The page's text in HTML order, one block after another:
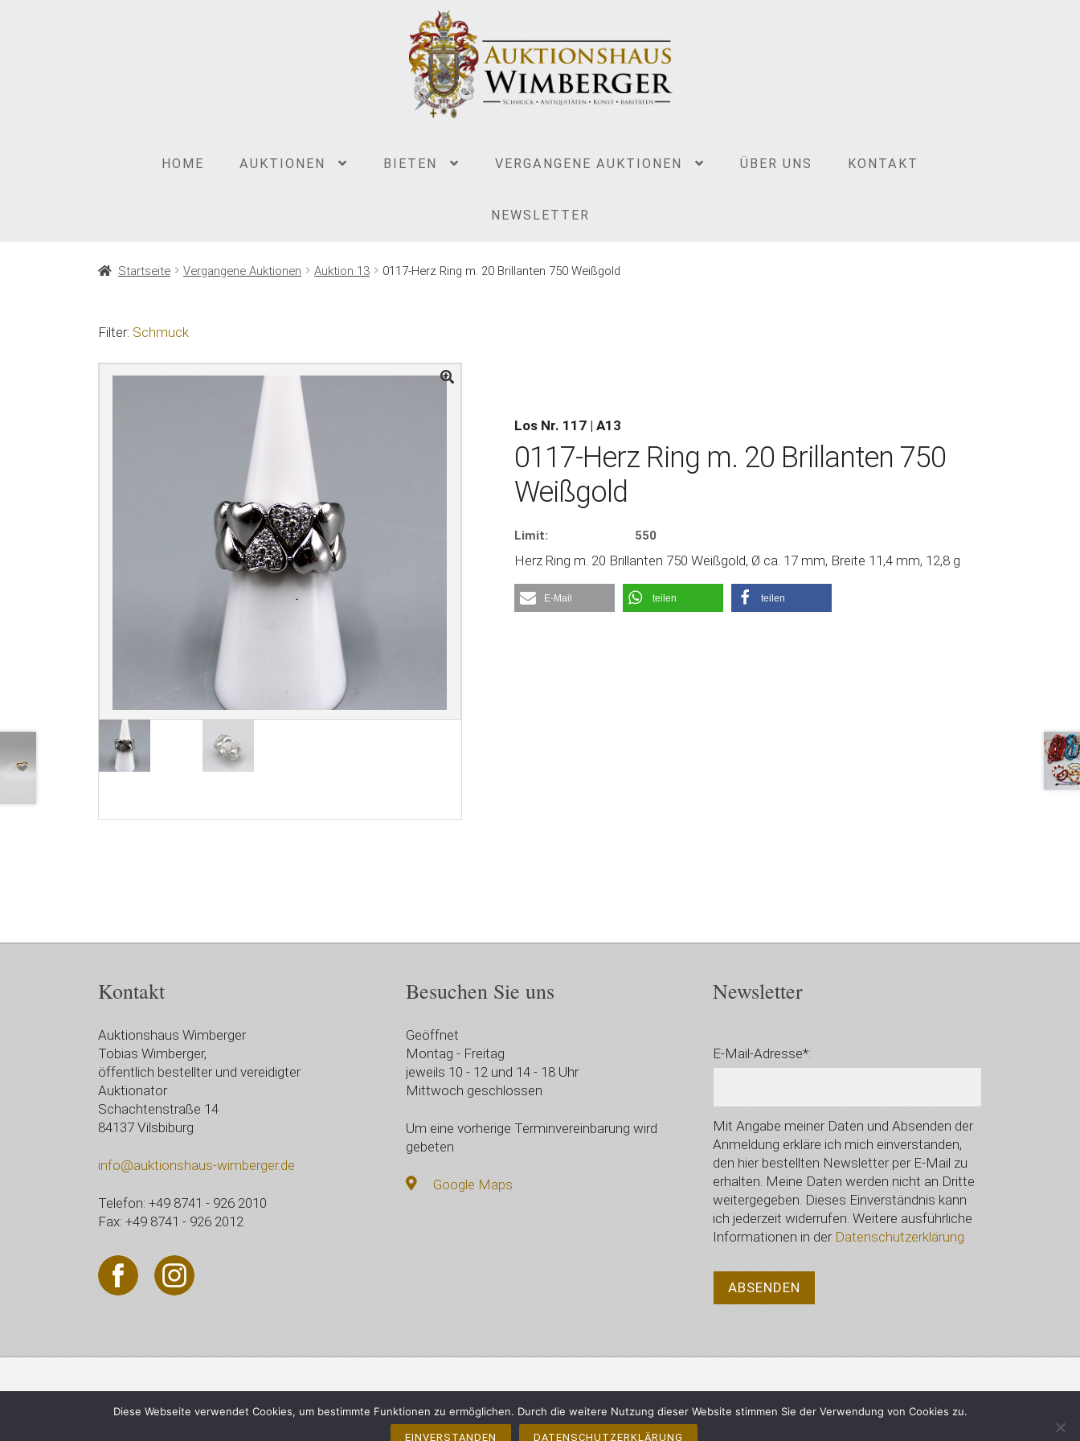
HOME AUKTIONEN BIETEN VERGANGENE AUKTIONEN ÜBER UNS KONTAKT
NEWSLETTER
Startseite Vergangene Auktionen Auktion 13 0117-Herz Ring m. 20 Brillanten 750 Weißgold
Filter: Schmuck
Los Nr. 117 | A13
0117-Herz Ring m. 20 Brillanten 750
Weißgold
Limit: 550
Herz Ring m. 20 Brillanten 750 Weißgold, Ø ca. 17 mm, Breite 11,4 mm, 12,8 g
E-Mail teilen teilen
Kontakt
Auktionshaus Wimberger
Tobias Wimberger,
öffentlich bestellter und vereidigter
Auktionator
Schachtenstraße 14
84137 Vilsbiburg
info@auktionshaus-wimberger.de
Telefon: +49 8741 - 926 2010
Fax: +49 8741 - 926 2012
Besuchen Sie uns
Geöffnet
Montag - Freitag
jeweils 10 - 12 und 14 - 18 Uhr
Mittwoch geschlossen
Um eine vorherige Terminvereinbarung wird
gebeten
Google Maps
Newsletter
E-Mail-Adresse*:
Mit Angabe meiner Daten und Absenden der
Anmeldung erkläre ich mich einverstanden,
den hier bestellten Newsletter per E-Mail zu
erhalten. Meine Daten werden nicht an Dritte
weitergegeben. Dieses Einverständnis kann
ich jederzeit widerrufen. Weitere ausführliche
Informationen in der Datenschutzerklärung
© 2021 Auktionshaus Wimberger, Vilsbiburg - Alle Rechte vorbehalten Impressum Datenschutzerklärung
Diese Webseite verwendet Cookies, um bestimmte Funktionen zu ermöglichen. Durch die weitere Nutzung dieser Website stimmen Sie der Verwendung von Cookies zu.
EINVERSTANDEN DATENSCHUTZERKLÄRUNG